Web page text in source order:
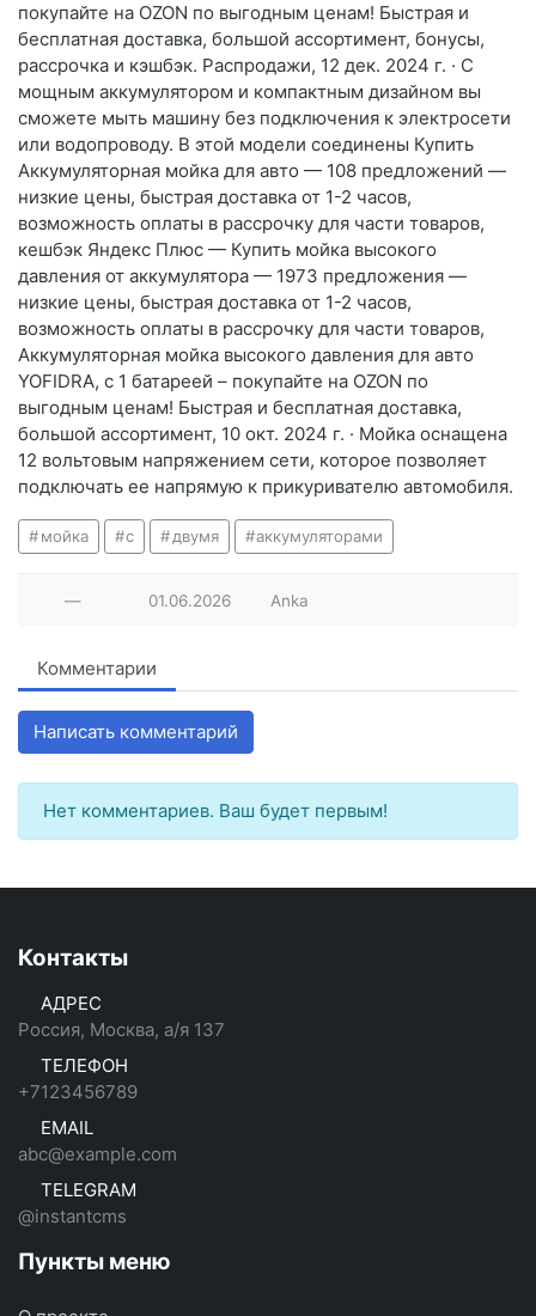
покупайте на OZON по выгодным ценам! Быстрая и
бесплатная доставка, большой ассортимент, бонусы,
рассрочка и кэшбэк. Распродажи, 12 дек. 2024 г. · С
мощным аккумулятором и компактным дизайном вы
сможете мыть машину без подключения к электросети
или водопроводу. В этой модели соединены Купить
Аккумуляторная мойка для авто — 108 предложений —
низкие цены, быстрая доставка от 1-2 часов,
возможность оплаты в рассрочку для части товаров,
кешбэк Яндекс Плюс — Купить мойка высокого
давления от аккумулятора — 1973 предложения —
низкие цены, быстрая доставка от 1-2 часов,
возможность оплаты в рассрочку для части товаров,
Аккумуляторная мойка высокого давления для авто
YOFIDRA, с 1 батареей – покупайте на OZON по
выгодным ценам! Быстрая и бесплатная доставка,
большой ассортимент, 10 окт. 2024 г. · Мойка оснащена
12 вольтовым напряжением сети, которое позволяет
подключать ее напрямую к прикуривателю автомобиля.
мойка с двумя аккумуляторами
— 01.06.2026 Anka
Комментарии
Написать комментарий
Нет комментариев. Ваш будет первым!
Контакты
АДРЕС
Россия, Москва, а/я 137
ТЕЛЕФОН
+7123456789
EMAIL
abc@example.com
TELEGRAM
@instantcms
Пункты меню